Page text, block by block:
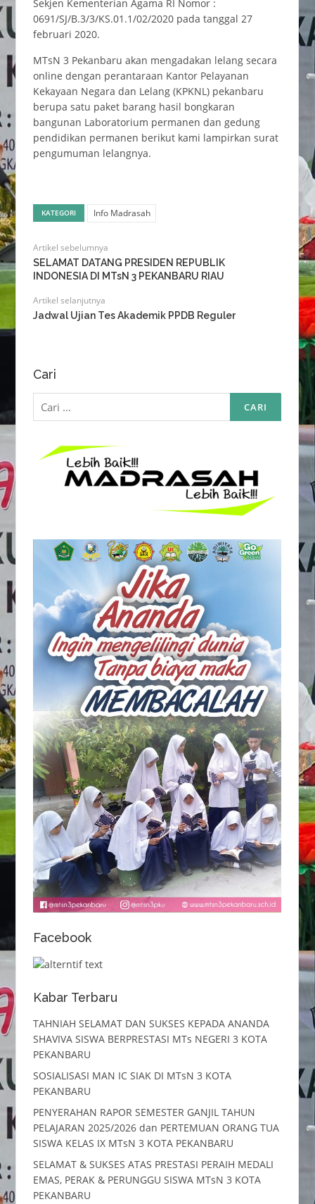
Sekjen Kementerian Agama RI Nomor :
0691/SJ/B.3/3/KS.01.1/02/2020 pada tanggal 27
februari 2020.
MTsN 3 Pekanbaru akan mengadakan lelang secara
online dengan perantaraan Kantor Pelayanan
Kekayaan Negara dan Lelang (KPKNL) pekanbaru
berupa satu paket barang hasil bongkaran
bangunan Laboratorium permanen dan gedung
pendidikan permanen berikut kami lampirkan surat
pengumuman lelangnya.
KATEGORI Info Madrasah
Artikel sebelumnya
SELAMAT DATANG PRESIDEN REPUBLIK
INDONESIA DI MTsN 3 PEKANBARU RIAU
Artikel selanjutnya
Jadwal Ujian Tes Akademik PPDB Reguler
Cari
Cari
untuk:
Facebook
Kabar Terbaru
TAHNIAH SELAMAT DAN SUKSES KEPADA ANANDA
SHAVIVA SISWA BERPRESTASI MTs NEGERI 3 KOTA
PEKANBARU
SOSIALISASI MAN IC SIAK DI MTsN 3 KOTA
PEKANBARU
PENYERAHAN RAPOR SEMESTER GANJIL TAHUN
PELAJARAN 2025/2026 dan PERTEMUAN ORANG TUA
SISWA KELAS IX MTsN 3 KOTA PEKANBARU
SELAMAT & SUKSES ATAS PRESTASI PERAIH MEDALI
EMAS, PERAK & PERUNGGU SISWA MTsN 3 KOTA
PEKANBARU